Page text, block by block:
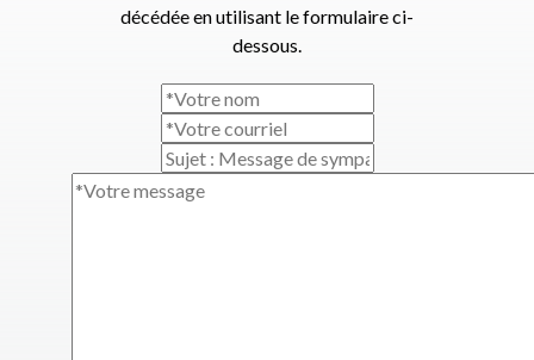
décédée en utilisant le formulaire ci-
dessous.